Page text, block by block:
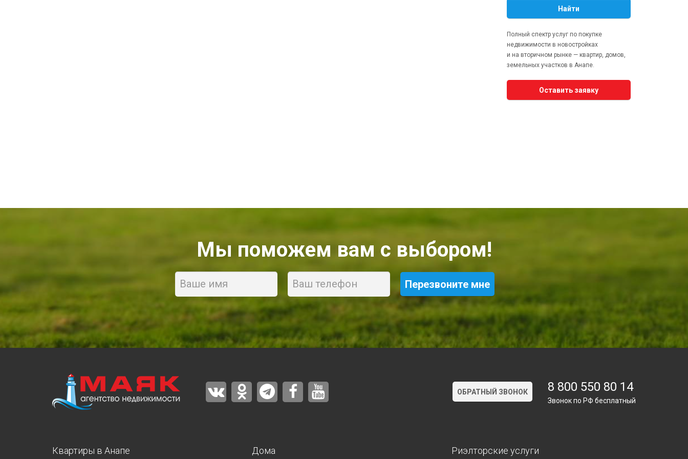
Найти
Полный спектр услуг по покупке
недвижимости в новостройках
и на вторичном рынке — квартир, домов,
земельных участков в Анапе.
Оставить заявку
Мы поможем вам с выбором!
Name Phone
ОБРАТНЫЙ ЗВОНОК 8 800 550 80 14
Звонок по РФ бесплатный
Квартиры в Анапе Дома Риэлторские услуги